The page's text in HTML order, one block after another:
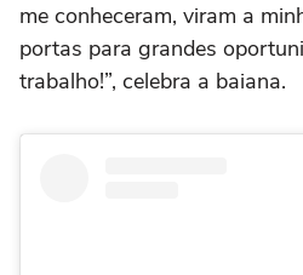
me conheceram, viram a
portas para grandes
trabalho!”, celebra a baiana.